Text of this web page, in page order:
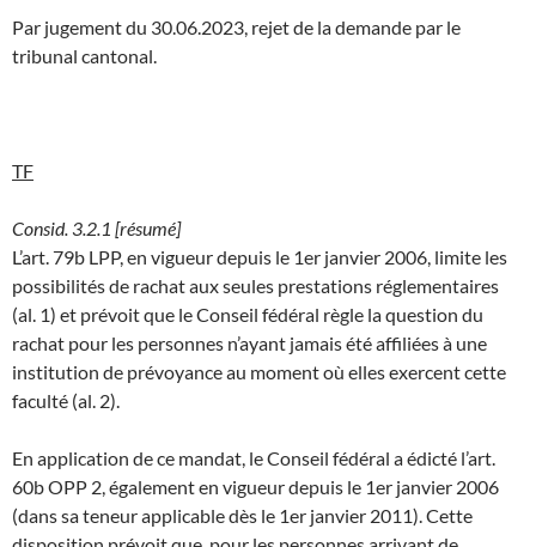
Par jugement du 30.06.2023, rejet de la demande par le
tribunal cantonal.
TF
Consid. 3.2.1 [résumé]
L’art. 79b LPP, en vigueur depuis le 1er janvier 2006, limite les
possibilités de rachat aux seules prestations réglementaires
(al. 1) et prévoit que le Conseil fédéral règle la question du
rachat pour les personnes n’ayant jamais été affiliées à une
institution de prévoyance au moment où elles exercent cette
faculté (al. 2).
En application de ce mandat, le Conseil fédéral a édicté l’art.
60b OPP 2, également en vigueur depuis le 1er janvier 2006
(dans sa teneur applicable dès le 1er janvier 2011). Cette